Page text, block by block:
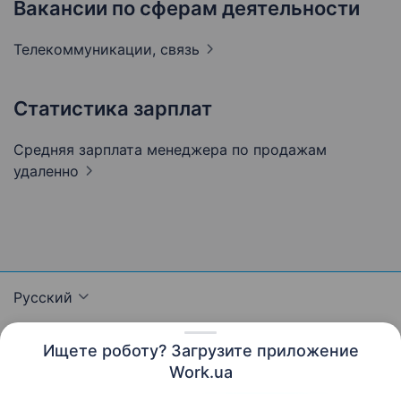
Ищете роботу? Загрузите приложение
Work.ua
Вакансии по сферам деятельности
Телекоммуникации, связь
Статистика зарплат
Средняя зарплата менеджера по продажам
удаленно
Русский